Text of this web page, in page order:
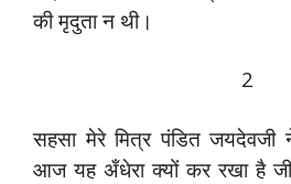
की मृदुता न थी।
2
सहसा मेरे मित्र पंडित जयदेवजी
आज यह अँधेरा क्यों कर रखा है